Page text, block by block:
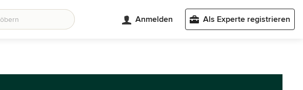
Anmelden Als Experte registrieren